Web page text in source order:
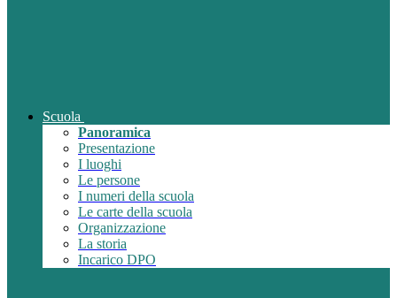
Scuola
Panoramica
Presentazione
I luoghi
Le persone
I numeri della scuola
Le carte della scuola
Organizzazione
La storia
Incarico DPO